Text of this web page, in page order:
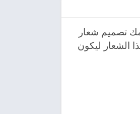
تصميم شعار
الشعار ليكون